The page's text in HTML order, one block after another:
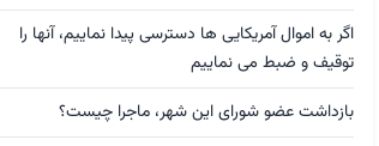
اگر به اموال آمریکایی ها دسترسی پیدا نماییم، آنها را
توقیف و ضبط می نماییم
بازداشت عضو شورای این شهر، ماجرا چیست؟